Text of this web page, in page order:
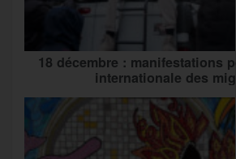
18 décembre : manifestations
internationale des